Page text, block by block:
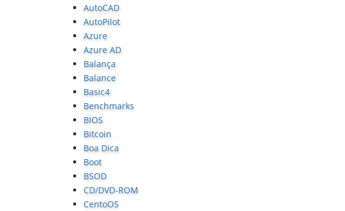
AutoCAD
AutoPilot
Azure
Azure AD
Balança
Balance
Basic4
Benchmarks
BIOS
Bitcoin
Boa Dica
Boot
BSOD
CD/DVD-ROM
CentoOS